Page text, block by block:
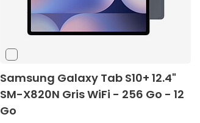
Samsung Galaxy Tab S10+ 12.4"
SM-X820N Gris WiFi - 256 Go - 12
Go